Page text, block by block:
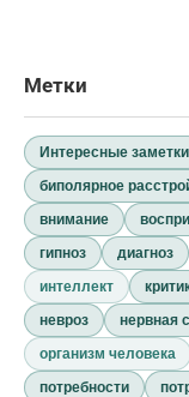
Метки
Интересные заметки
биполярное
внимание
гипноз
диагноз
интеллект
невроз
нервная
организм человека
потребности